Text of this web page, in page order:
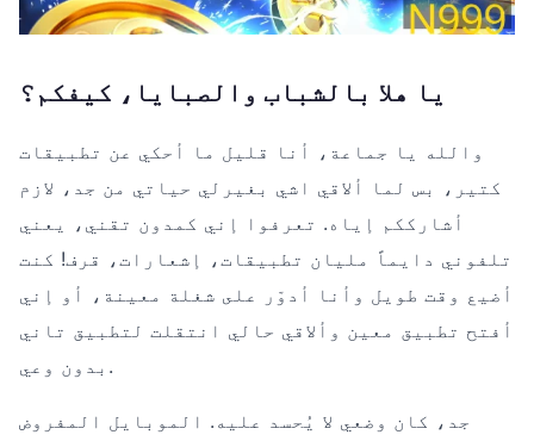
يا هلا بالشباب والصبايا، كيفكم؟
والله يا جماعة، أنا قليل ما أحكي عن تطبيقات
كتير، بس لما ألاقي اشي بغيرلي حياتي من جد، لازم
أشارككم إياه. تعرفوا إني كمدون تقني، يعني
تلفوني دايماً مليان تطبيقات، إشعارات، قرف! كنت
أضيع وقت طويل وأنا أدوّر على شغلة معينة، أو إني
أفتح تطبيق معين وألاقي حالي انتقلت لتطبيق تاني
بدون وعي.
جد، كان وضعي لا يُحسد عليه. الموبايل المفروض